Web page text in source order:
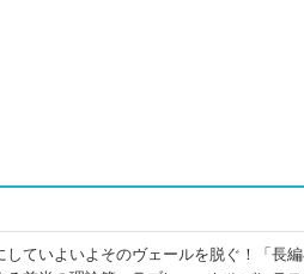
ていよいよそのヴェールを脱ぐ！「長編